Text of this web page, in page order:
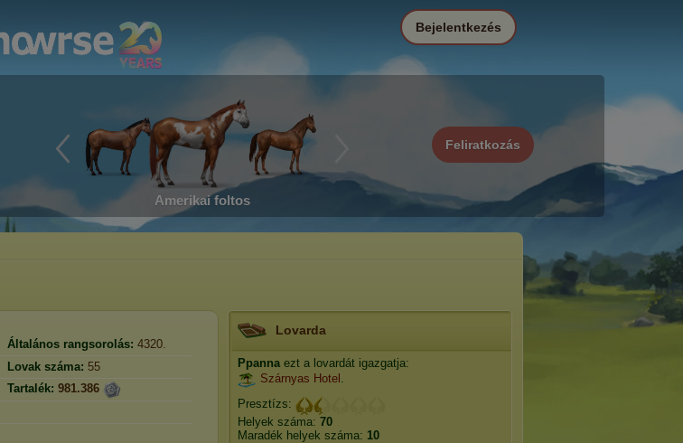
Amerikai foltos
Feliratkozás
Bejelentkezés
Általános rangsorolás: 4320.
Lovak száma: 55
Tartalék: 981.386
Lovarda
Ppannaezt a lovardát igazgatja:
Szárnyas Hotel .
Presztízs:
Helyek száma: 70
Maradék helyek száma: 10